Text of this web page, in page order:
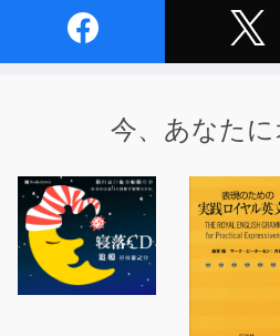
期でもないのに、飛び入りの仕
手は自分が責められているよう
って、残業がそんなに続いてい
「なぜ遅刻したの？」は、「な
となります。
「なぜミスしたんだ」は、「な
たの？」です。
目的はどちらも、原因を究明
今、あなた